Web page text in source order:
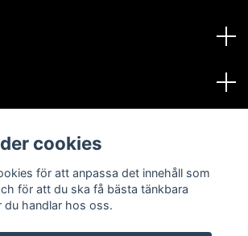
- Alla rättigheter reserverade
cookies
för att anpassa det innehåll som
för att du ska få bästa tänkbara
du handlar hos oss.